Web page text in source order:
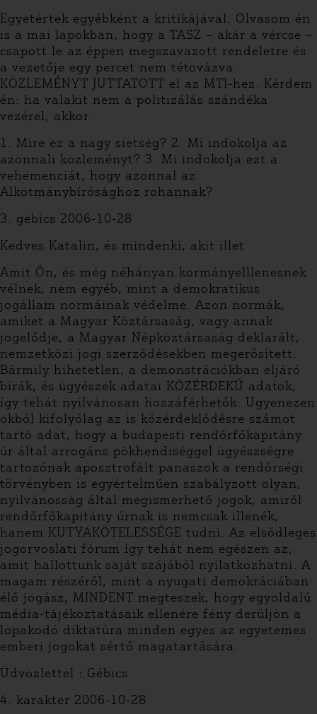
Egyetértek egyébként a kritikájával. Olvasom én
is a mai lapokban, hogy a TASZ – akár a vércse –
csapott le az éppen megszavazott rendeletre és
a vezetője egy percet nem tétovázva
KÖZLEMÉNYT JUTTATOTT el az MTI-hez. Kérdem
én: ha valakit nem a politizálás szándéka
vezérel, akkor
1. Mire ez a nagy sietség? 2. Mi indokolja az
azonnali közleményt? 3. Mi indokolja ezt a
vehemenciát, hogy azonnal az
Alkotmánybírósághoz rohannak?
3. gebics 2006-10-28
Kedves Katalin, és mindenki, akit illet
Amit Ön, és még néhányan kormányelllenesnek
vélnek, nem egyéb, mint a demokratikus
jogállam normáinak védelme. Azon normák,
amiket a Magyar Köztársaság, vagy annak
jogelődje, a Magyar Népköztársaság deklarált,
nemzetközi jogi szerződésekben megerősített.
Bármily hihetetlen, a demonstrációkban eljáró
bírák, és ügyészek adatai KÖZÉRDEKŰ adatok,
így tehát nyilvánosan hozzáférhetők. Ugyenezen
okból kifolyólag az is közérdeklődésre számot
tartó adat, hogy a budapesti rendőrfőkapitány
úr által arrogáns pökhendiséggel ügyészségre
tartozónak aposztrofált panaszok a rendőrségi
törvényben is egyértelműen szabályzott olyan,
nyilvánosság által megismerhető jogok, amiről
rendőrfőkapitány úrnak is nemcsak illenék,
hanem KUTYAKÖTELESSÉGE tudni. Az elsődleges
jogorvoslati fórum így tehát nem egészen az,
amit hallottunk saját szájából nyilatkozhatni. A
magam részéről, mint a nyugati demokráciában
élő jogász, MINDENT megteszek, hogy egyoldalú
média-tájékoztatásaik ellenére fény derüljön a
lopakodó diktatúra minden egyes az egyetemes
emberi jogokat sértő magatartására.
Üdvözlettel : Gébics
4. karakter 2006-10-28